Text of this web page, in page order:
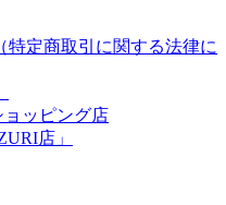
特定商取引に関する法律に
ョッピング店
店」